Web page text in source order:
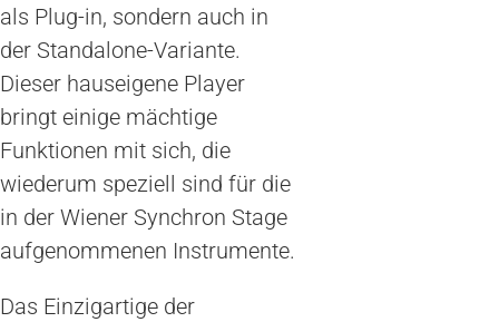
als Plug-in, sondern auch in
der Standalone-Variante.
Dieser hauseigene Player
bringt einige mächtige
Funktionen mit sich, die
wiederum speziell sind für die
in der Wiener Synchron Stage
aufgenommenen Instrumente.
Das Einzigartige der